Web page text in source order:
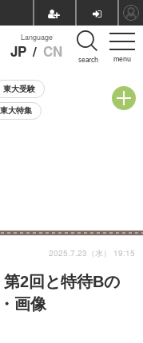
menu
Language
JP / CN search
東大受験
大特集
第2回と特待Bの
画像
2025.7.23（水） 19:15